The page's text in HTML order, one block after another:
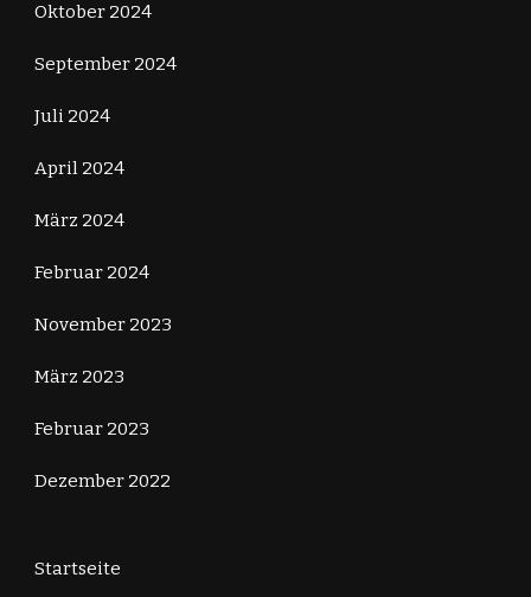
Oktober 2024
September 2024
Juli 2024
April 2024
März 2024
Februar 2024
November 2023
März 2023
Februar 2023
Dezember 2022
Startseite